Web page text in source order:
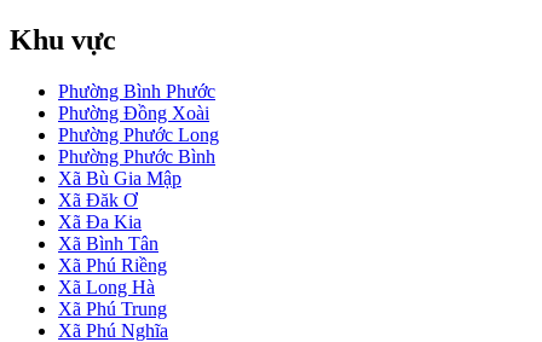
Khu vực
Phường Bình Phước
Phường Đồng Xoài
Phường Phước Long
Phường Phước Bình
Xã Bù Gia Mập
Xã Đăk Ơ
Xã Đa Kia
Xã Bình Tân
Xã Phú Riềng
Xã Long Hà
Xã Phú Trung
Xã Phú Nghĩa